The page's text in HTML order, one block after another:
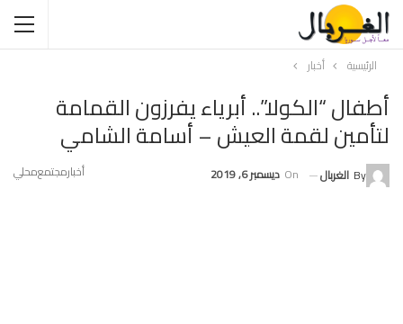
الرئيسية أخبار
أطفال “الكولا”.. أبرياء يفرزون القمامة
لتأمين لقمة العيش – أسامة الشامي
أخبارمجتمعمحلي By الغربال On ديسمبر 6, 2019